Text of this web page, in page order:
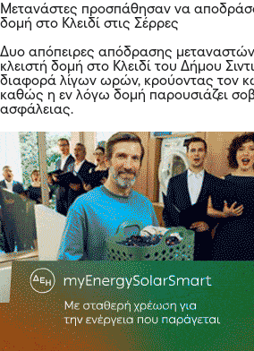
Μετανάστες προσπάθησαν να
δομή στο Κλειδί στις Σέρρες
Δυο απόπειρες απόδρασης
κλειστή δομή στο Κλειδί του Δήμου
διαφορά λίγων ωρών, κρούοντας τον
καθώς η εν λόγω δομή παρουσιάζει
ασφάλειας.